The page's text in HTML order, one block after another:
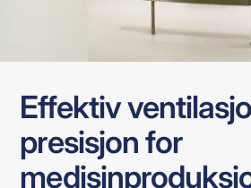
Effektiv
presisjon for